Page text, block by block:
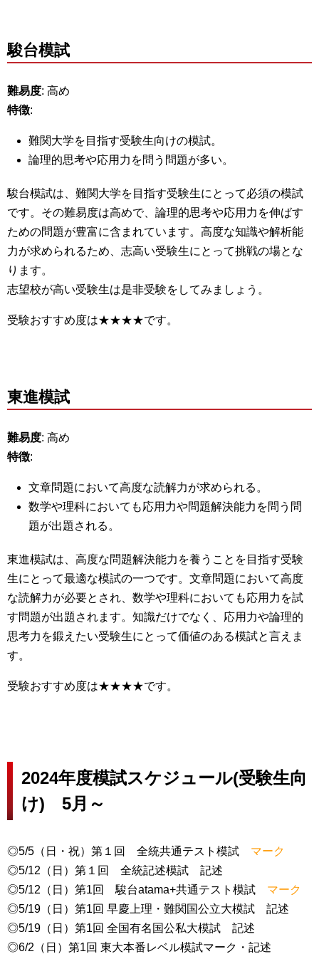
駿台模試
難易度: 高め
特徴:
難関大学を目指す受験生向けの模試。
論理的思考や応用力を問う問題が多い。
駿台模試は、難関大学を目指す受験生にとって必須の模試
です。その難易度は高めで、論理的思考や応用力を伸ばす
ための問題が豊富に含まれています。高度な知識や解析能
力が求められるため、志高い受験生にとって挑戦の場とな
ります。
志望校が高い受験生は是非受験をしてみましょう。
受験おすすめ度は★★★★です。
東進模試
難易度: 高め
特徴:
文章問題において高度な読解力が求められる。
数学や理科においても応用力や問題解決能力を問う問
題が出題される。
東進模試は、高度な問題解決能力を養うことを目指す受験
生にとって最適な模試の一つです。文章問題において高度
な読解力が必要とされ、数学や理科においても応用力を試
す問題が出題されます。知識だけでなく、応用力や論理的
思考力を鍛えたい受験生にとって価値のある模試と言えま
す。
受験おすすめ度は★★★★です。
2024年度模試スケジュール(受験生向
け) 5月～
◎5/5（日・祝）第１回 全統共通テスト模試 マーク
◎5/12（日）第１回 全統記述模試 記述
◎5/12（日）第1回 駿台atama+共通テスト模試 マーク
◎5/19（日）第1回 早慶上理・難関国公立大模試 記述
◎5/19（日）第1回 全国有名国公私大模試 記述
◎6/2（日）第1回 東大本番レベル模試マーク・記述